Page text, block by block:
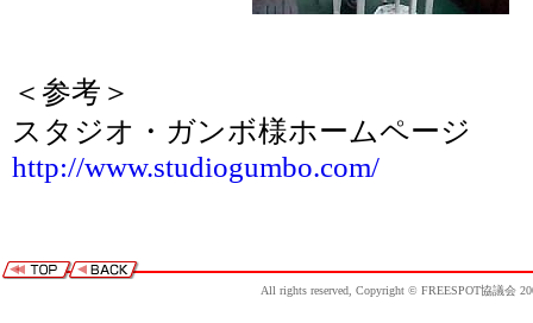
＜参考＞
スタジオ・ガンボ様ホームページ
http://www.studiogumbo.com/
All rights reserved, Copyright © FREESPOT協議会